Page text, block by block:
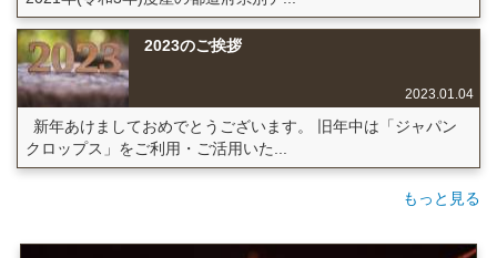
2023のご挨拶
2023.01.04
新年あけましておめでとうございます。 旧年中は「ジャパン
クロップス」をご利用・ご活用いた...
もっと見る